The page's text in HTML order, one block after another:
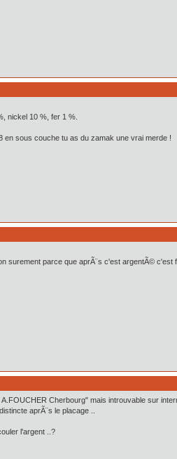
nickel 10 %, fer 1 %.
sous couche tu as du zamak une vrai merde !
surement parce que aprÃ¨s c'est argentÃ©
Cherbourg" mais introuvable sur
aprÃ¨s le placage ..
l'argent ..?